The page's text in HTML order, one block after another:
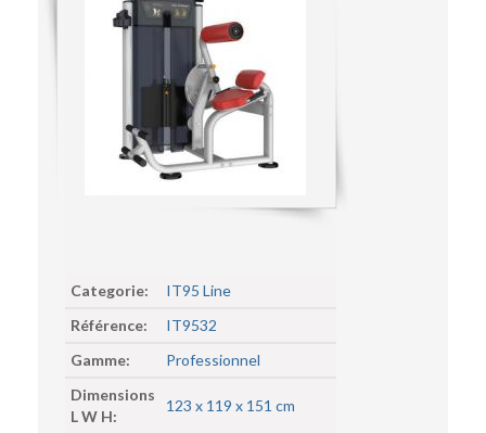
Categorie:
IT95 Line
Référence:
IT9532
Gamme:
Professionnel
Dimensions
L W H:
123 x 119 x 151 cm